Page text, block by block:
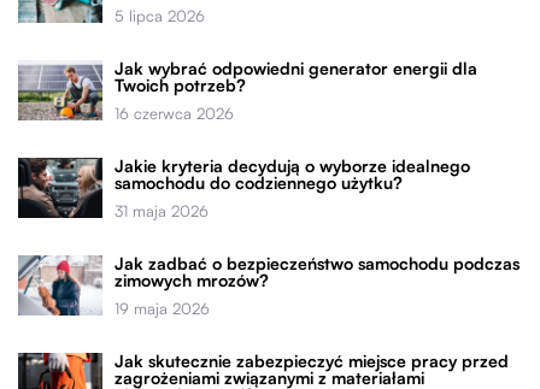
5 lipca 2026
Jak wybrać odpowiedni generator energii dla
Twoich potrzeb?
16 czerwca 2026
Jakie kryteria decydują o wyborze idealnego
samochodu do codziennego użytku?
31 maja 2026
Jak zadbać o bezpieczeństwo samochodu podczas
zimowych mrozów?
19 maja 2026
Jak skutecznie zabezpieczyć miejsce pracy przed
zagrożeniami związanymi z materiałami